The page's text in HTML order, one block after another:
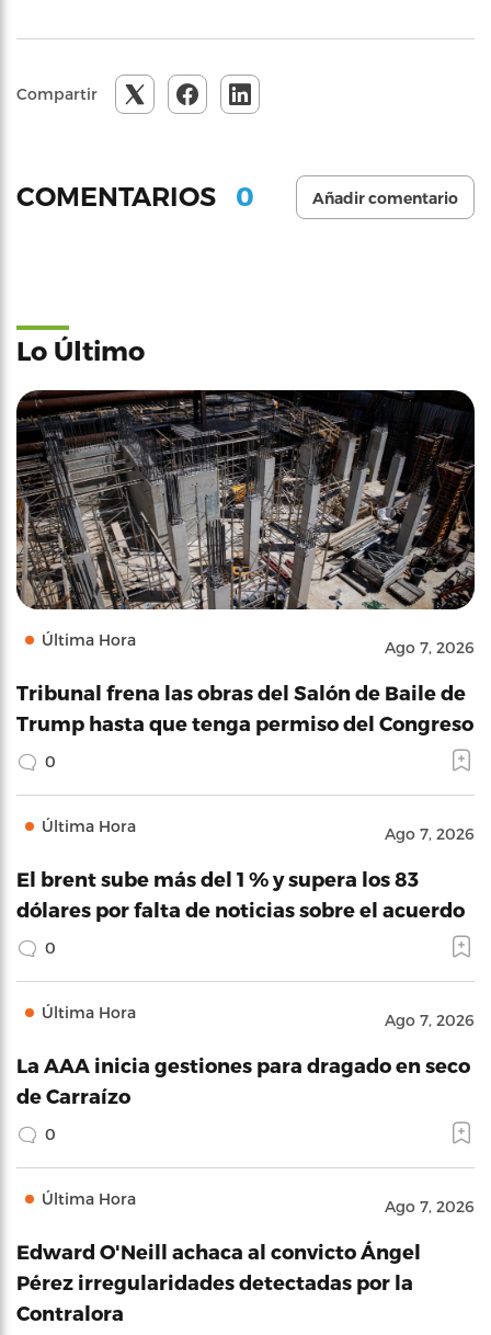
Compartir
COMENTARIOS 0 Añadir comentario
Lo Último
Última Hora Ago 7, 2026
Tribunal frena las obras del Salón de Baile de
Trump hasta que tenga permiso del Congreso
0
Última Hora Ago 7, 2026
El brent sube más del 1 % y supera los 83
dólares por falta de noticias sobre el acuerdo
0
Última Hora Ago 7, 2026
La AAA inicia gestiones para dragado en seco
de Carraízo
0
Última Hora Ago 7, 2026
Edward O'Neill achaca al convicto Ángel
Pérez irregularidades detectadas por la
Contralora